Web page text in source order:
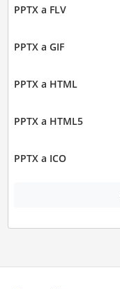
PPTX a FLV
PPTX a GIF
PPTX a HTML
PPTX a HTML5
PPTX a ICO